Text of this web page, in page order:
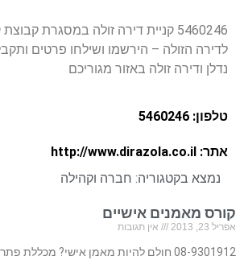
5460246 קניית דירה זולה במסגרת
לדירה הזולה – הירשמו ושילחו פרטים
נדלן ודירה זולה באזור מגוריכם
טלפון: 5460246
אתר: http://www.dirazola.co.il
נמצא בקטגוריה: חברה וקהילה
קורס מאמנים אישיים
אפריל 23, 2013 אין תגובות
08-9301912 חולם להיות מאמן אישי? מכללת